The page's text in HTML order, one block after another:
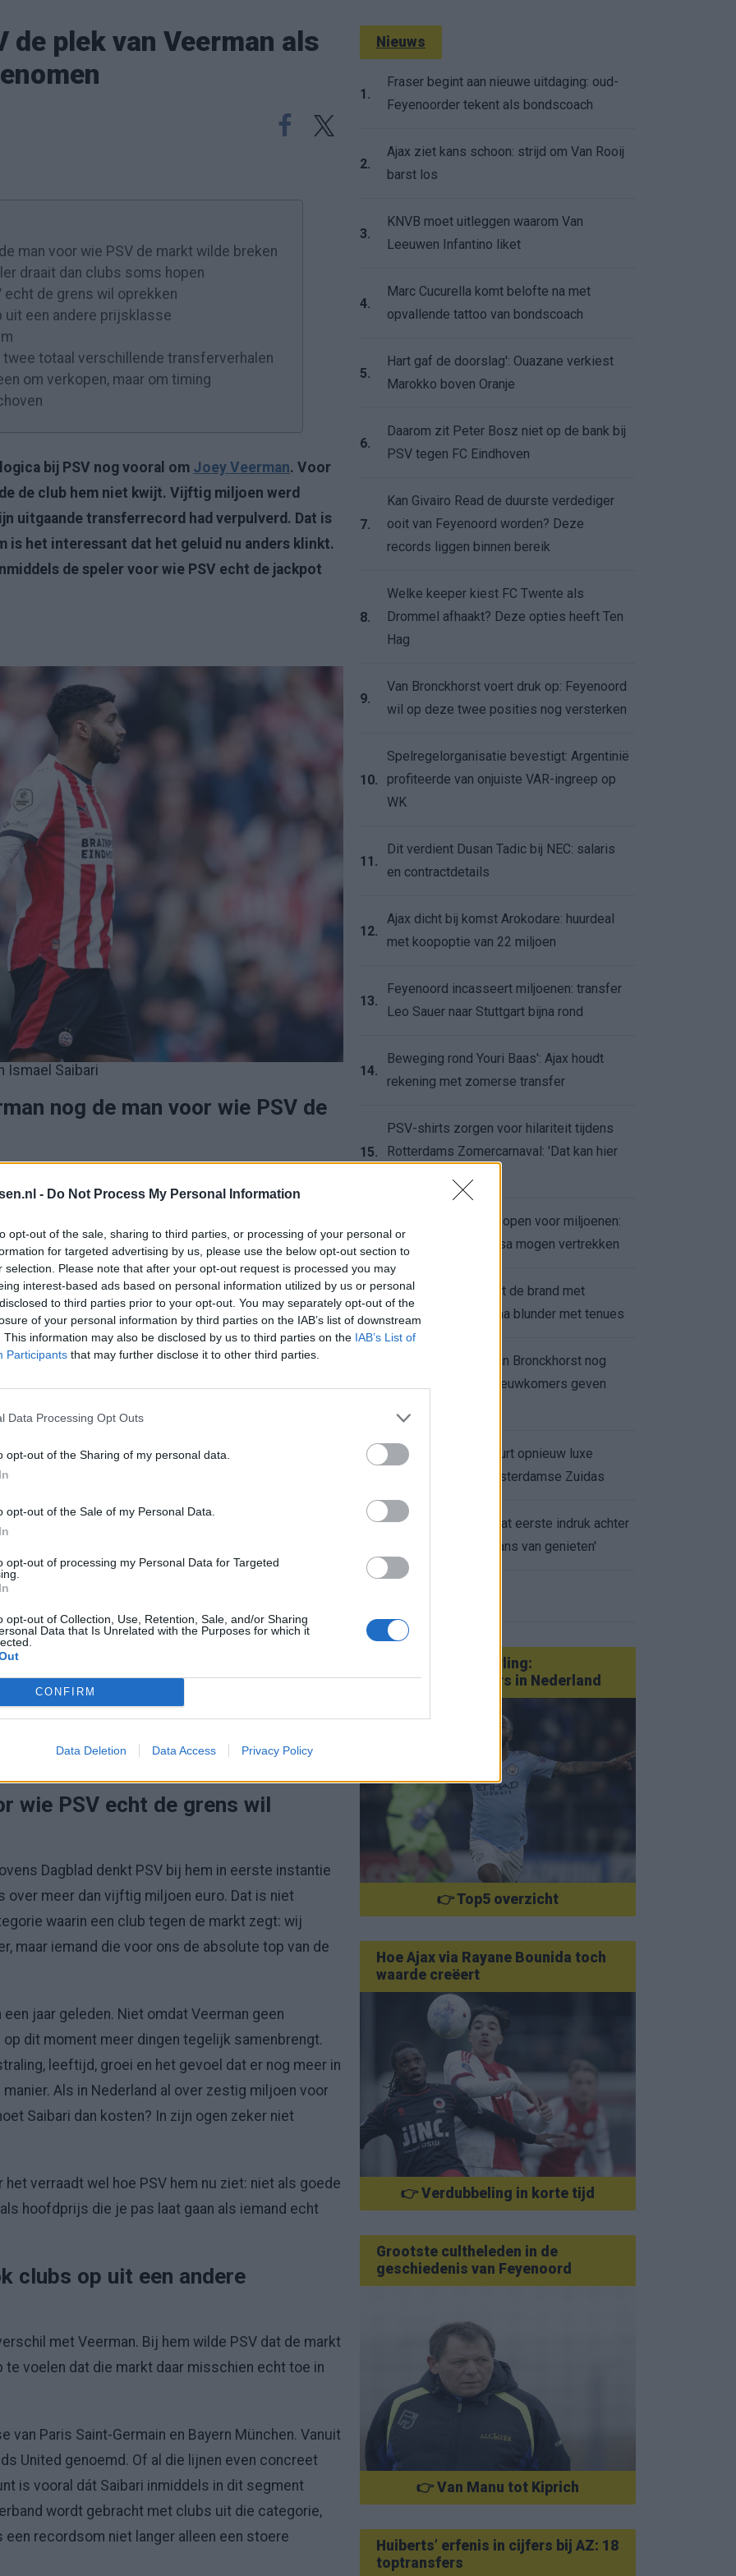
- Do Not Process My Personal Information
opt-out of the sale, sharing to third parties, or processing of your personal or
for targeted advertising by us, please use the below opt-out section to
selection. Please note that after your opt-out request is processed you may
interest-based ads based on personal information utilized by us or personal
to third parties prior to your opt-out. You may separately opt-out of the
of your personal information by third parties on the IAB’s list of downstream
This information may also be disclosed by us to third parties on the IAB’s List of
Participants that may further disclose it to other third parties.
Data Processing Opt Outs
opt-out of the Sharing of my personal data.
opt-out of the Sale of my Personal Data.
opt-out of processing my Personal Data for Targeted
opt-out of Collection, Use, Retention, Sale, and/or Sharing
Data that Is Unrelated with the Purposes for which it
CONFIRM
Data Deletion Data Access Privacy Policy
de plek van Veerman als
man voor wie PSV de markt wilde breken
draait dan clubs soms hopen
echt de grens wil oprekken
uit een andere prijsklasse
totaal verschillende transferverhalen
om verkopen, maar om timing
bij PSV nog vooral om Joey Veerman. Voor
de club hem niet kwijt. Vijftig miljoen werd
uitgaande transferrecord had verpulverd. Dat is
is het interessant dat het geluid nu anders klinkt.
de speler voor wie PSV echt de jackpot
Ismael Saibari
nog de man voor wie PSV de
heel andere plek in het verhaal. PSV wilde alleen
tafel kwam. Volgens berichten uit die periode
Dat was geen vrijblijvende onderhandelingstactiek
de markt: wie Veerman wilde, moest een grens
Marseille werd genoemd, Premier League-clubs
concreter in beeld. Maar de bedragen die
zakten langzaam naar een veel realistischer niveau.
twintig miljoen” als uitgangspunt.
sneller draait dan clubs
speler geworden. Dat is te simpel. Hij is nog steeds
gevoel voor tempo en kwaliteiten die ook
kijkt de markt nooit alleen naar kwaliteit. Ook
indruk en de vraag hoeveel clubs zich echt
spelen mee. Daar zie je hoe dun de lijn is tussen
verkoop.
transfer van historische proporties. Nu lijkt de
steeds groot is, maar niet meer uitzonderlijk. En
speler naar voren.
wie PSV echt de grens wil
Dagblad denkt PSV bij hem in eerste instantie
over meer dan vijftig miljoen euro. Dat is niet
waarin een club tegen de markt zegt: wij
maar iemand die voor ons de absolute top van de
jaar geleden. Niet omdat Veerman geen
dit moment meer dingen tegelijk samenbrengt.
leeftijd, groei en het gevoel dat er nog meer in
Als in Nederland al over zestig miljoen voor
Saibari dan kosten? In zijn ogen zeker niet
verraadt wel hoe PSV hem nu ziet: niet als goede
hoofdprijs die je pas laat gaan als iemand echt
clubs op uit een andere
met Veerman. Bij hem wilde PSV dat de markt
voelen dat die markt daar misschien echt toe in
Paris Saint-Germain en Bayern München. Vanuit
United genoemd. Of al die lijnen even concreet
is vooral dát Saibari inmiddels in dit segment
wordt gebracht met clubs uit die categorie,
een recordsom niet langer alleen een stoere
Nieuws
1.
Fraser begint aan nieuwe uitdaging: oud-
Feyenoorder tekent als bondscoach
2.
Ajax ziet kans schoon: strijd om Van Rooij
barst los
3.
KNVB moet uitleggen waarom Van
Leeuwen Infantino liket
4.
Marc Cucurella komt belofte na met
opvallende tattoo van bondscoach
5.
Hart gaf de doorslag': Ouazane verkiest
Marokko boven Oranje
6.
Daarom zit Peter Bosz niet op de bank bij
PSV tegen FC Eindhoven
7.
Kan Givairo Read de duurste verdediger
ooit van Feyenoord worden? Deze
records liggen binnen bereik
8.
Welke keeper kiest FC Twente als
Drommel afhaakt? Deze opties heeft Ten
Hag
9.
Van Bronckhorst voert druk op: Feyenoord
wil op deze twee posities nog versterken
10.
Spelregelorganisatie bevestigt: Argentinië
profiteerde van onjuiste VAR-ingreep op
WK
11.
Dit verdient Dusan Tadic bij NEC: salaris
en contractdetails
12.
Ajax dicht bij komst Arokodare: huurdeal
met koopoptie van 22 miljoen
13.
Feyenoord incasseert miljoenen: transfer
Leo Sauer naar Stuttgart bijna rond
14.
Beweging rond Youri Baas': Ajax houdt
rekening met zomerse transfer
15.
PSV-shirts zorgen voor hilariteit tijdens
Rotterdams Zomercarnaval: 'Dat kan hier
16.
Feyenoord zet deur open voor miljoenen:
Ueda en Hadj Moussa mogen vertrekken
17.
Ajax helpt Burnley uit de brand met
afgeknipte sokken na blunder met tenues
Feyenoord onder Van Bronckhorst nog
altijd ongeslagen: nieuwkomers geven
19.
Hakim Ziyech verhuurt opnieuw luxe
appartement op Amsterdamse Zuidas
Marcos Leonardo laat eerste indruk achter
bij Ajax: 'Hier gaan fans van genieten'
Van Götze tot Sterling:
statementtransfers in Nederland
👉 Top5 overzicht
Hoe Ajax via Rayane Bounida toch
waarde creëert
👉 Verdubbeling in korte tijd
Grootste cultheleden in de
geschiedenis van Feyenoord
👉 Van Manu tot Kiprich
Huiberts’ erfenis in cijfers bij AZ: 18
toptransfers